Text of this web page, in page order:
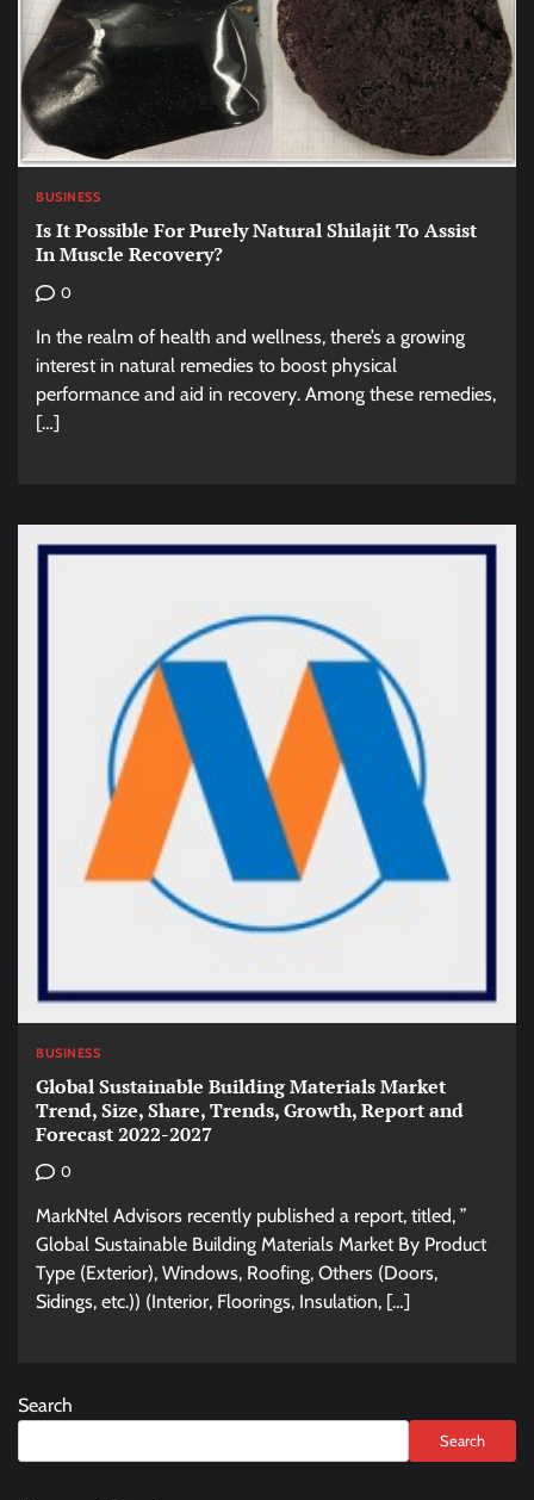
BUSINESS
Is It Possible For Purely Natural Shilajit To Assist
In Muscle Recovery?
0
In the realm of health and wellness, there’s a growing
interest in natural remedies to boost physical
performance and aid in recovery. Among these remedies,
[…]
BUSINESS
Global Sustainable Building Materials Market
Trend, Size, Share, Trends, Growth, Report and
Forecast 2022-2027
0
MarkNtel Advisors recently published a report, titled, ”
Global Sustainable Building Materials Market By Product
Type (Exterior), Windows, Roofing, Others (Doors,
Sidings, etc.)) (Interior, Floorings, Insulation, […]
Search
Search